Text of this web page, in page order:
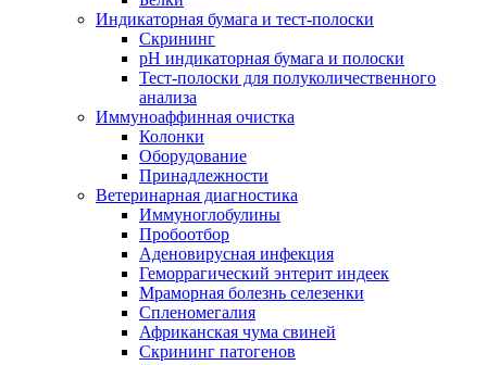
Индикаторная бумага и тест-полоски
Скрининг
pH индикаторная бумага и полоски
Тест-полоски для полуколичественного
анализа
Иммуноаффинная очистка
Колонки
Оборудование
Принадлежности
Ветеринарная диагностика
Иммуноглобулины
Пробоотбор
Аденовирусная инфекция
Геморрагический энтерит индеек
Мраморная болезнь селезенки
Спленомегалия
Африканская чума свиней
Скрининг патогенов